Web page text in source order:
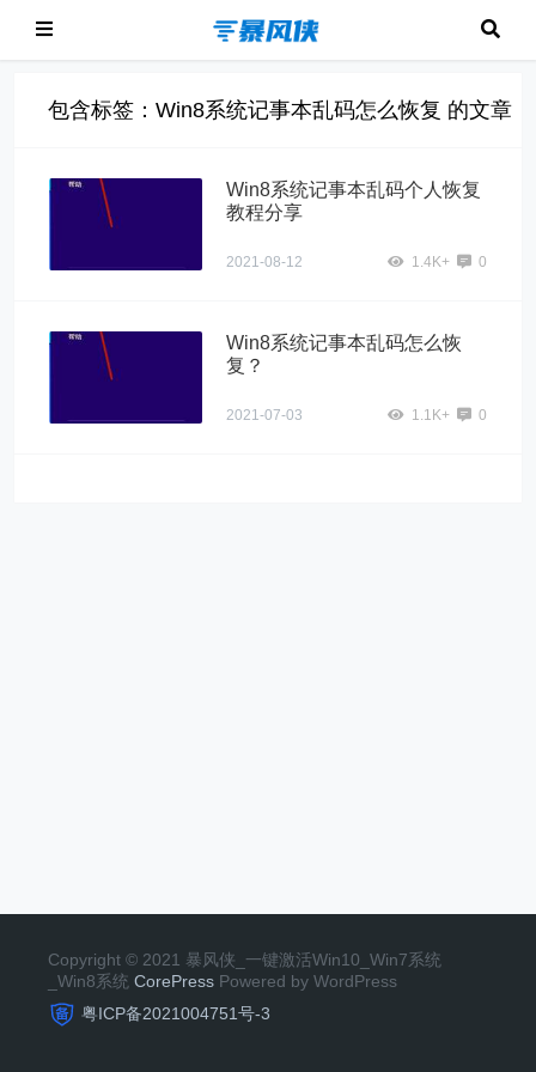
包含标签：Win8系统记事本乱码怎么恢复 的文章
Win8系统记事本乱码个人恢复
教程分享
2021-08-12 1.4K+ 0
Win8系统记事本乱码怎么恢
复？
2021-07-03 1.1K+ 0
Copyright © 2021 暴风侠_一键激活Win10_Win7系统
_Win8系统 CorePress Powered by WordPress
粤ICP备2021004751号-3